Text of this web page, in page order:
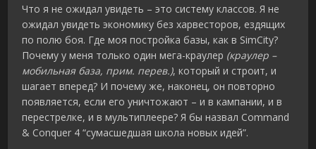
Что я не ожидал увидеть – это систему классов. Я не
ожидал увидеть экономику без харвесторов, ездящих
по полю боя. Где моя постройка базы, как в SimCity?
Почему у меня только один мега-краулер (краулер –
мобильная база, прим. перев.), который и строит, и
шагает вперед? И почему же, наконец, он повторно
появляется, если его уничтожают – и в кампании, и в
перестрелке, и в мультиплеере? Я бы назвал Command
& Conquer 4 “сумасшедшая школа новых идей”.